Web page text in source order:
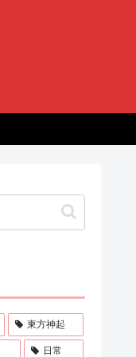
東方神起
日常